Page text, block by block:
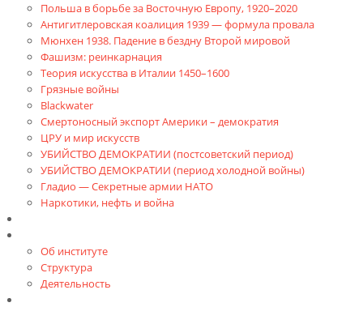
Польша в борьбе за Восточную Европу, 1920–2020
Антигитлеровская коалиция 1939 — формула провала
Мюнхен 1938. Падение в бездну Второй мировой
Фашизм: реинкарнация
Теория искусства в Италии 1450–1600
Грязные войны
Blackwater
Смертоносный экспорт Америки – демократия
ЦРУ и мир искусств
УБИЙСТВО ДЕМОКРАТИИ (постсоветский период)
УБИЙСТВО ДЕМОКРАТИИ (период холодной войны)
Гладио — Секретные армии НАТО
Наркотики, нефть и война
Об институте
Структура
Деятельность